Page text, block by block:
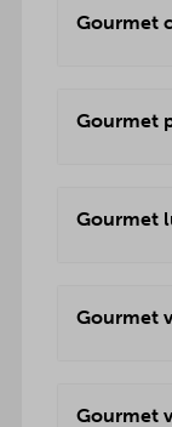
Gourmet
Gourmet
Gourmet
Gourmet
Gourmet